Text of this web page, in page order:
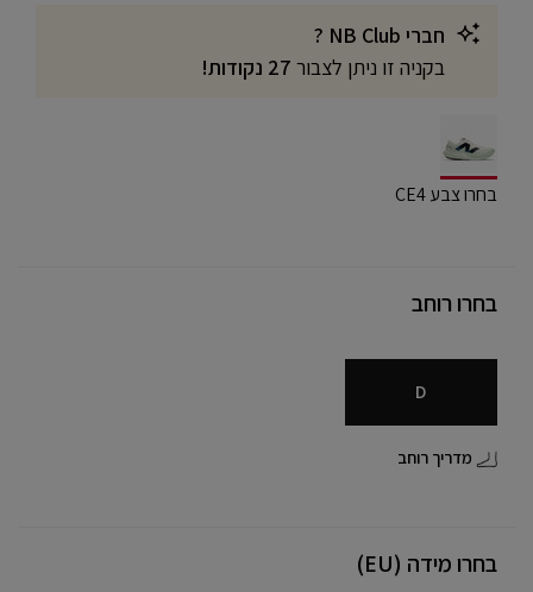
חברי NB Club ?
בקניה זו ניתן לצבור
selected
בחרו צבע CE4
בחרו רוחב
D
מדריך רוחב
בחרו מידה (EU)